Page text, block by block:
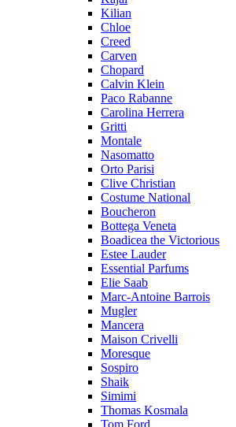
Kilian
Chloe
Creed
Carven
Chopard
Calvin Klein
Paco Rabanne
Carolina Herrera
Gritti
Montale
Nasomatto
Orto Parisi
Clive Christian
Costume National
Boucheron
Bottega Veneta
Boadicea the Victorious
Estee Lauder
Essential Parfums
Elie Saab
Marc-Antoine Barrois
Mugler
Mancera
Maison Crivelli
Moresque
Sospiro
Shaik
Simimi
Thomas Kosmala